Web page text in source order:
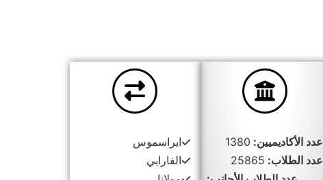
عدد الأكاديميين: 1380
عدد الطلاب: 25865
ايراسموس
الفارابي